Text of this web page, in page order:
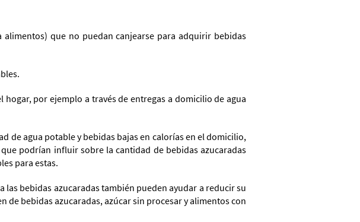
que no puedan canjearse para adquirir bebidas
por ejemplo a través de entregas a domicilio de agua
de agua potable y bebidas bajas en calorías en el domicilio,
podrían influir sobre la cantidad de bebidas azucaradas
para estas.
bebidas azucaradas también pueden ayudar a reducir su
de bebidas azucaradas, azúcar sin procesar y alimentos con